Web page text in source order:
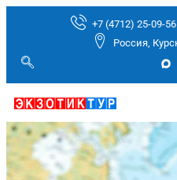
+7 (4712) 25-09-56
Россия,